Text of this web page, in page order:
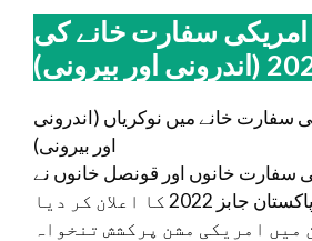
امریکی سفارت خانے کی
سفارت خانے میں نوکریاں (اندرونی
اور بیرونی)
سفارت خانوں اور قونصل خانوں نے
یو ایس ایمبیسی پاکستان جابز 2022 کا اعلان کر دیا
میں امریکی مشن پرکشش تنخواہ